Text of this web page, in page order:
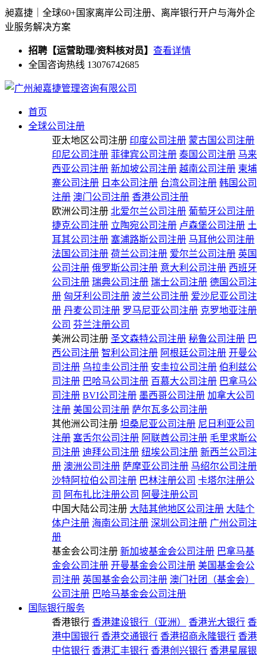
昶嘉捷｜全球60+国家离岸公司注册、离岸银行开户与海外企
业服务解决方案
招聘【运营助理/资料核对员】 查看详情
全国咨询热线 13076742685
首页
全球公司注册
亚太地区公司注册 印度公司注册 蒙古国公司注册
印尼公司注册 菲律宾公司注册 泰国公司注册 马来
西亚公司注册 新加坡公司注册 越南公司注册 柬埔
寨公司注册 日本公司注册 台湾公司注册 韩国公司
注册 澳门公司注册 香港公司注册
欧洲公司注册 北爱尔兰公司注册 葡萄牙公司注册
捷克公司注册 立陶宛公司注册 卢森堡公司注册 土
耳其公司注册 塞浦路斯公司注册 马耳他公司注册
法国公司注册 荷兰公司注册 爱尔兰公司注册 英国
公司注册 俄罗斯公司注册 意大利公司注册 西班牙
公司注册 瑞典公司注册 瑞士公司注册 德国公司注
册 匈牙利公司注册 波兰公司注册 爱沙尼亚公司注
册 丹麦公司注册 罗马尼亚公司注册 克罗地亚注册
公司 芬兰注册公司
美洲公司注册 圣文森特公司注册 秘鲁公司注册 巴
西公司注册 智利公司注册 阿根廷公司注册 开曼公
司注册 乌拉圭公司注册 安圭拉公司注册 伯利兹公
司注册 巴哈马公司注册 百慕大公司注册 巴拿马公
司注册 BVI公司注册 墨西哥公司注册 加拿大公司
注册 美国公司注册 萨尔瓦多公司注册
其他洲公司注册 坦桑尼亚公司注册 尼日利亚公司
注册 塞舌尔公司注册 阿联酋公司注册 毛里求斯公
司注册 迪拜公司注册 纽埃公司注册 新西兰公司注
册 澳洲公司注册 萨摩亚公司注册 马绍尔公司注册
沙特阿拉伯公司注册 巴林注册公司 卡塔尔注册公
司 阿布扎比注册公司 阿曼注册公司
中国大陆公司注册 大陆其他地区公司注册 大陆个
体户注册 海南公司注册 深圳公司注册 广州公司注
册
基金会公司注册 新加坡基金会公司注册 巴拿马基
金会公司注册 开曼基金会公司注册 美国基金会公
司注册 英国基金会公司注册 澳门社团（基金会）
公司注册 巴哈马基金会公司注册
国际银行服务
香港银行 香港建设银行（亚洲） 香港光大银行 香
港中国银行 香港交通银行 香港招商永隆银行 香港
中信银行 香港汇丰银行 香港创兴银行 香港星展银